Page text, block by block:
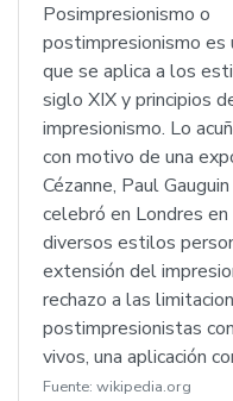
Posimpresionismo o
postimpresionismo
que se aplica a los
siglo XIX y principios
impresionismo. Lo
con motivo de una
Cézanne, Paul
celebró en Londres
diversos estilos
extensión del
rechazo a las
postimpresionistas
vivos, una aplicación
Fuente: wikipedia.org